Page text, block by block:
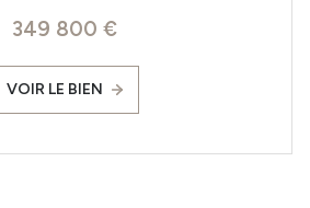
349 800 €
VOIR LE BIEN